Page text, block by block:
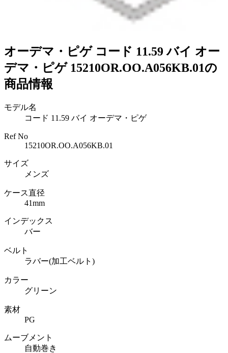
オーデマ・ピゲ コード 11.59 バイ オー
デマ・ピゲ 15210OR.OO.A056KB.01の
商品情報
モデル名
コード 11.59 バイ オーデマ・ピゲ
Ref No
15210OR.OO.A056KB.01
サイズ
メンズ
ケース直径
41mm
インデックス
バー
ベルト
ラバー(加工ベルト)
カラー
グリーン
素材
PG
ムーブメント
自動巻き